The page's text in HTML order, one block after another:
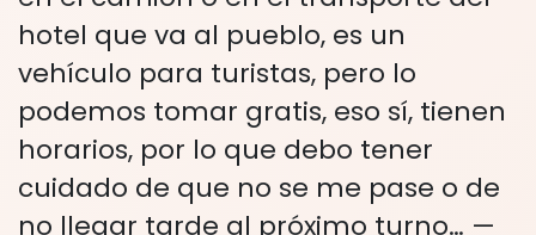
hotel que va al pueblo, es un
vehículo para turistas, pero lo
podemos tomar gratis, eso sí, tienen
horarios, por lo que debo tener
cuidado de que no se me pase o de
no llegar tarde al próximo turno… —